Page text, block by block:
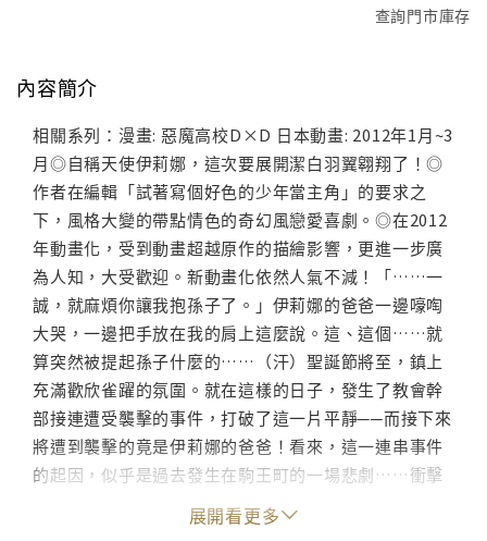
查詢門市庫存
內容簡介
相關系列：漫畫: 惡魔高校D×D 日本動畫: 2012年1月~3
月◎自稱天使伊莉娜，這次要展開潔白羽翼翱翔了！◎
作者在編輯「試著寫個好色的少年當主角」的要求之
下，風格大變的帶點情色的奇幻風戀愛喜劇。◎在2012
年動畫化，受到動畫超越原作的描繪影響，更進一步廣
為人知，大受歡迎。新動畫化依然人氣不減！「……一
誠，就麻煩你讓我抱孫子了。」伊莉娜的爸爸一邊嚎啕
大哭，一邊把手放在我的肩上這麼說。這、這個……就
算突然被提起孫子什麼的……（汗）聖誕節將至，鎮上
充滿歡欣雀躍的氛圍。就在這樣的日子，發生了教會幹
部接連遭受襲擊的事件，打破了這一片平靜──而接下來
將遭到襲擊的竟是伊莉娜的爸爸！看來，這一連串事件
的起因，似乎是過去發生在駒王町的一場悲劇……衝擊
性的校園奇幻戰鬥戀愛喜劇，終於要進入寒假啦！
展開看更多